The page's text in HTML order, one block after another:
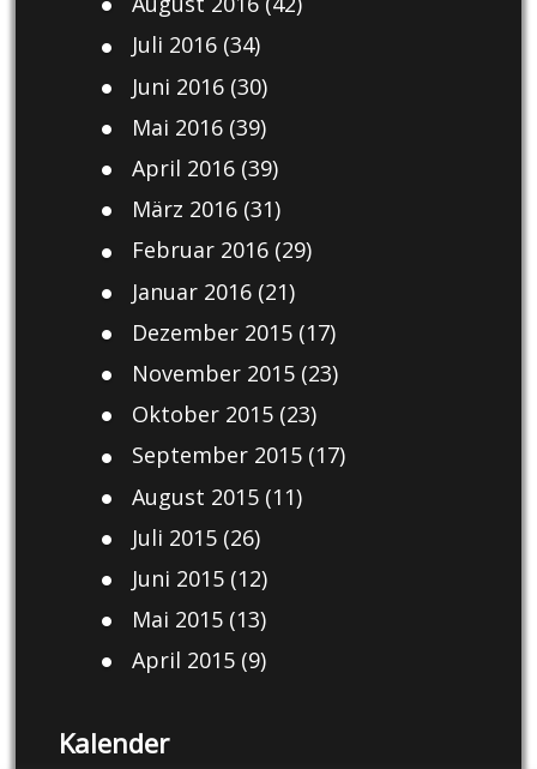
Juli 2016(34)
Juni 2016(30)
Mai 2016(39)
April 2016(39)
März 2016(31)
Februar 2016(29)
Januar 2016(21)
Dezember 2015(17)
November 2015(23)
Oktober 2015(23)
September 2015(17)
August 2015(11)
Juli 2015(26)
Juni 2015(12)
Mai 2015(13)
April 2015(9)
Kalender